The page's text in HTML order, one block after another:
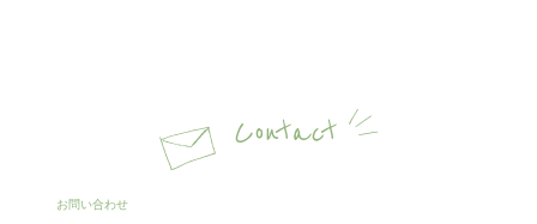
Contact
お問い合わせ